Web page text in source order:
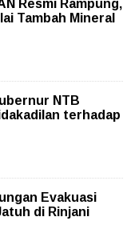
Resmi Rampung,
Tambah Mineral
NTB
terhadap
Evakuasi
di Rinjani